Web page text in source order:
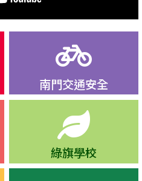
科學特優獎！！
老師擔任音樂班大師班講座，
學年度全國學生音樂比賽北
妍跨級榮登17歲組桌球國手！
英、915陳芷妍同學當選15歲
揮灑汗水凝聚青春回憶(
青春對決熱力全開 ( 2025.12.12 )
，青春汗水，挑戰極限
金安獎並於市政會議獻獎。
公民學校讓每個孩子都能築夢
南門交通安全
綠旗學校